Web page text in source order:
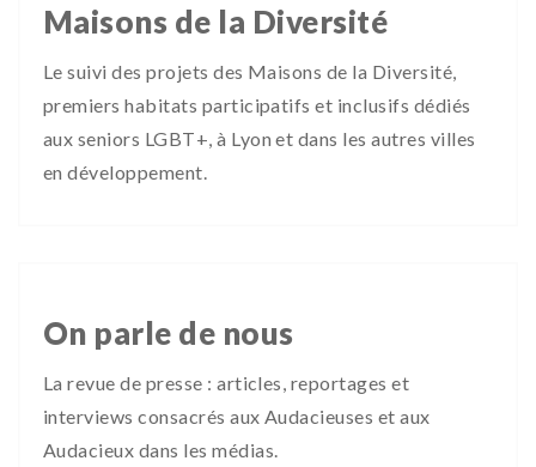
Maisons de la Diversité
Le suivi des projets des Maisons de la Diversité,
premiers habitats participatifs et inclusifs dédiés
aux seniors LGBT+, à Lyon et dans les autres villes
en développement.
On parle de nous
La revue de presse : articles, reportages et
interviews consacrés aux Audacieuses et aux
Audacieux dans les médias.